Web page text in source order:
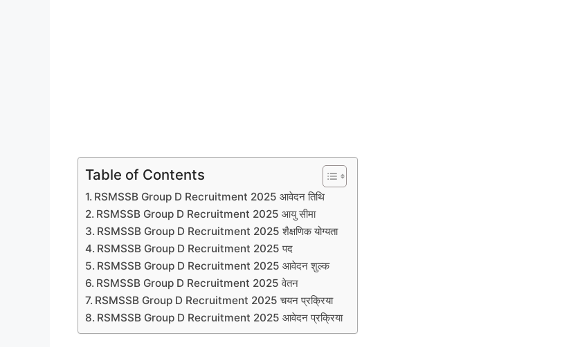
Table of Contents
RSMSSB Group D Recruitment 2025 आवेदन तिथि
RSMSSB Group D Recruitment 2025 आयु सीमा
RSMSSB Group D Recruitment 2025 शैक्षणिक योग्यता
RSMSSB Group D Recruitment 2025 पद
RSMSSB Group D Recruitment 2025 आवेदन शुल्क
RSMSSB Group D Recruitment 2025 वेतन
RSMSSB Group D Recruitment 2025 चयन प्रक्रिया
RSMSSB Group D Recruitment 2025 आवेदन प्रक्रिया